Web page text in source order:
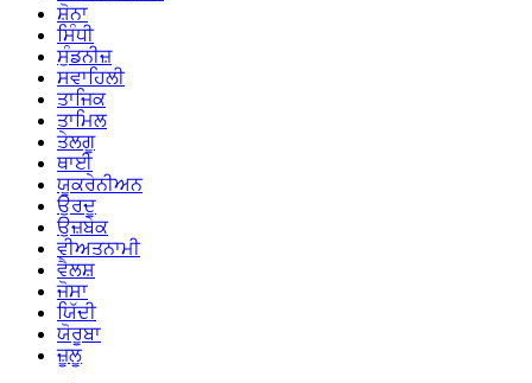
ਸ਼ੋਨਾ
ਸਿੰਧੀ
ਸੁੰਡਨੀਜ਼
ਸਵਾਹਿਲੀ
ਤਾਜਿਕ
ਤਾਮਿਲ
ਤੇਲਗੂ
ਥਾਈ
ਯੂਕਰੇਨੀਅਨ
ਉਰਦੂ
ਉਜ਼ਬੇਕ
ਵੀਅਤਨਾਮੀ
ਵੈਲਸ਼
ਜੋਸਾ
ਯਿੱਦੀ
ਯੋਰੂਬਾ
ਜ਼ੂਲੂ